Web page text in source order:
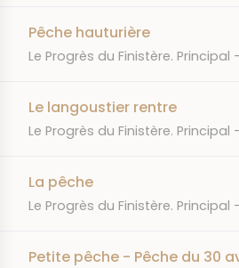
Pêche hauturière
JOURNAL
Le Progrès du Finistère. Principal
Le langoustier rentre
JOURNAL
Le Progrès du Finistère. Principal
La pêche
JOURNAL
Le Progrès du Finistère. Principal
Petite pêche - Pêche du 30